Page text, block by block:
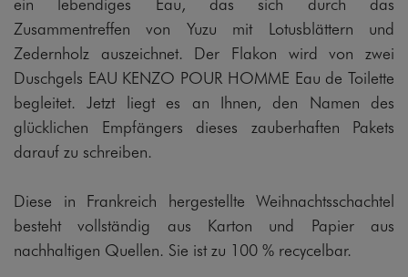
Zusammentreffen von Yuzu mit Lotusblättern und
Zedernholz auszeichnet. Der Flakon wird von zwei
Duschgels EAU KENZO POUR HOMME Eau de Toilette
begleitet. Jetzt liegt es an Ihnen, den Namen des
glücklichen Empfängers dieses zauberhaften Pakets
darauf zu schreiben.
Diese in Frankreich hergestellte Weihnachtsschachtel
besteht vollständig aus Karton und Papier aus
nachhaltigen Quellen. Sie ist zu 100 % recycelbar.